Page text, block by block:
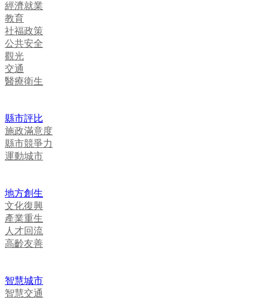
經濟就業
教育
社福政策
公共安全
觀光
交通
醫療衛生
縣市評比
施政滿意度
縣市競爭力
運動城市
地方創生
文化復興
產業重生
人才回流
高齡友善
智慧城市
智慧交通